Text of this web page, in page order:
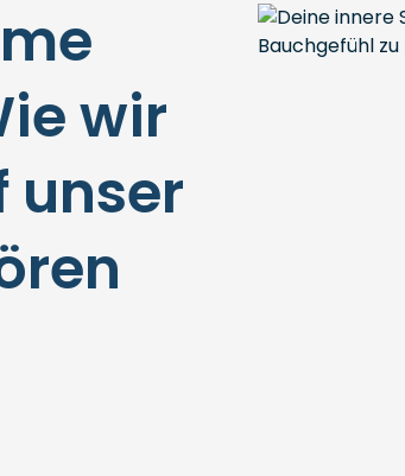
wir
unser